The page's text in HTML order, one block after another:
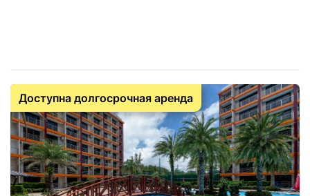
Доступна долгосрочная аренда